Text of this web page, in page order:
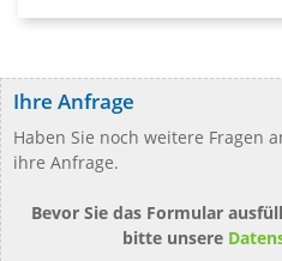
Ihre Anfrage
Haben Sie noch weitere Fragen
ihre Anfrage.
Bevor Sie das Formular
bitte unsere